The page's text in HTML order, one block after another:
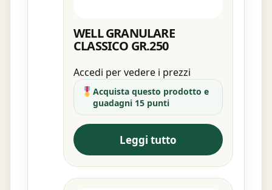
WELL GRANULARE
CLASSICO GR.250
Accedi per vedere i prezzi
Acquista questo prodotto e
guadagni 15 punti
Leggi tutto